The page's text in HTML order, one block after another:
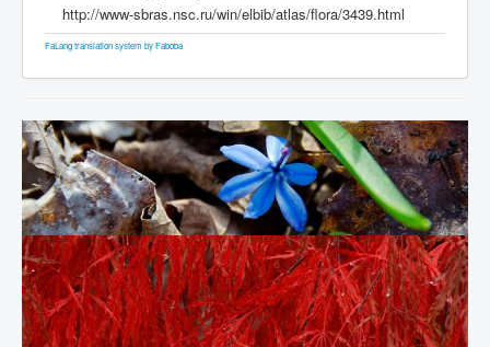
http://www-sbras.nsc.ru/win/elbib/atlas/flora/3439.html
FaLang translation system by Faboba